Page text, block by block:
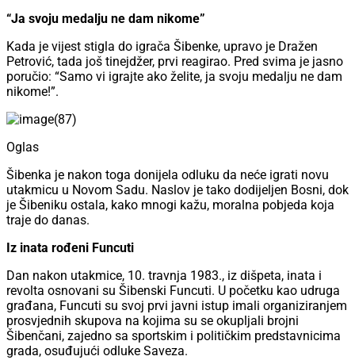
“Ja svoju medalju ne dam nikome”
Kada je vijest stigla do igrača Šibenke, upravo je Dražen
Petrović, tada još tinejdžer, prvi reagirao. Pred svima je jasno
poručio: “Samo vi igrajte ako želite, ja svoju medalju ne dam
nikome!”.
Oglas
Šibenka je nakon toga donijela odluku da neće igrati novu
utakmicu u Novom Sadu. Naslov je tako dodijeljen Bosni, dok
je Šibeniku ostala, kako mnogi kažu, moralna pobjeda koja
traje do danas.
Iz inata rođeni Funcuti
Dan nakon utakmice, 10. travnja 1983., iz dišpeta, inata i
revolta osnovani su Šibenski Funcuti. U početku kao udruga
građana, Funcuti su svoj prvi javni istup imali organiziranjem
prosvjednih skupova na kojima su se okupljali brojni
Šibenčani, zajedno sa sportskim i političkim predstavnicima
grada, osuđujući odluke Saveza.